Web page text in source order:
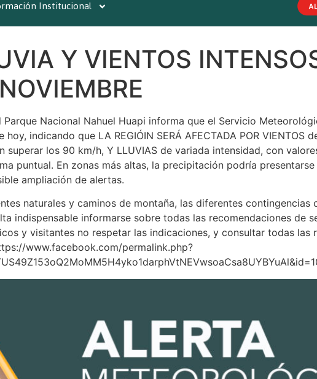
Institucional
Y VIENTOS
Nacional Nahuel Huapi informa que el Servicio
indicando que LA REGIÓIN SERÁ AFECTADA POR VIENTOS
los 90 km/h, Y LLUVIAS de variada intensidad, con
puntual. En zonas más altas, la precipitación podría
ampliación de alertas.
naturales y caminos de montaña, las diferentes contingencias
indispensable informarse sobre todas las recomendaciones de
y visitantes no respetar las indicaciones, y consultar todas las
www.facebook.com/permalink.php?